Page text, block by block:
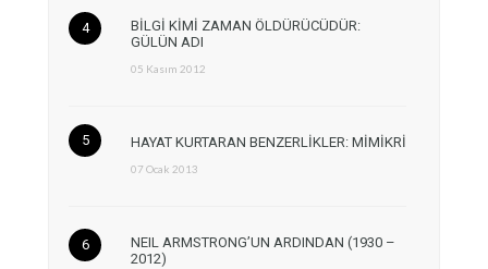
BİLGİ KİMİ ZAMAN ÖLDÜRÜCÜDÜR:
GÜLÜN ADI
05 Kasım 2012
HAYAT KURTARAN BENZERLİKLER: MİMİKRİ
07 Ocak 2013
NEIL ARMSTRONG’UN ARDINDAN (1930 –
2012)